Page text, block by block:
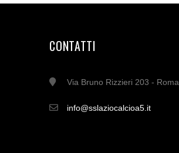
CONTATTI
Via Bruno Rizzieri 203 - Roma
info@sslaziocalcioa5.it